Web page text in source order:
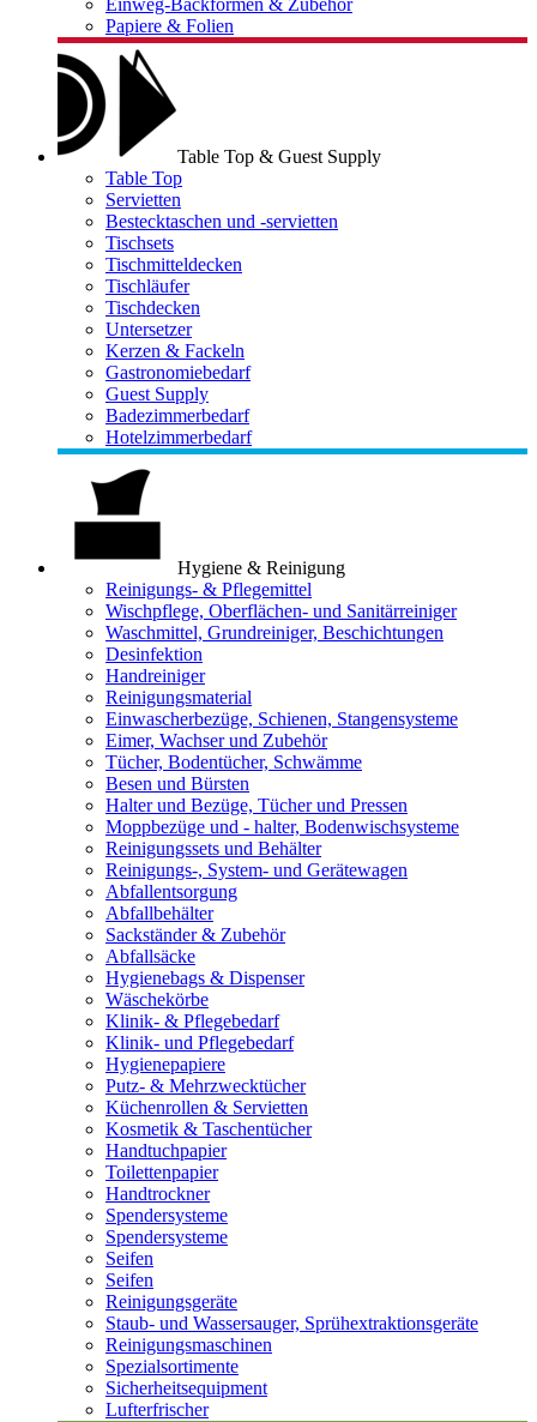
Einweg-Backformen & Zubehör
Papiere & Folien
Table Top & Guest Supply
Table Top
Servietten
Bestecktaschen und -servietten
Tischsets
Tischmitteldecken
Tischläufer
Tischdecken
Untersetzer
Kerzen & Fackeln
Gastronomiebedarf
Guest Supply
Badezimmerbedarf
Hotelzimmerbedarf
Hygiene & Reinigung
Reinigungs- & Pflegemittel
Wischpflege, Oberflächen- und Sanitärreiniger
Waschmittel, Grundreiniger, Beschichtungen
Desinfektion
Handreiniger
Reinigungsmaterial
Einwascherbezüge, Schienen, Stangensysteme
Eimer, Wachser und Zubehör
Tücher, Bodentücher, Schwämme
Besen und Bürsten
Halter und Bezüge, Tücher und Pressen
Moppbezüge und - halter, Bodenwischsysteme
Reinigungssets und Behälter
Reinigungs-, System- und Gerätewagen
Abfallentsorgung
Abfallbehälter
Sackständer & Zubehör
Abfallsäcke
Hygienebags & Dispenser
Wäschekörbe
Klinik- & Pflegebedarf
Klinik- und Pflegebedarf
Hygienepapiere
Putz- & Mehrzwecktücher
Küchenrollen & Servietten
Kosmetik & Taschentücher
Handtuchpapier
Toilettenpapier
Handtrockner
Spendersysteme
Spendersysteme
Seifen
Seifen
Reinigungsgeräte
Staub- und Wassersauger, Sprühextraktionsgeräte
Reinigungsmaschinen
Spezialsortimente
Sicherheitsequipment
Lufterfrischer